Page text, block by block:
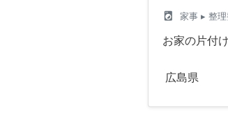
local_laundry_service 家事 ▸ 整
お家の片付
広島県